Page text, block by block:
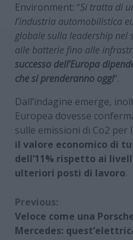
Environment: “Si tratta di
l’industria automobilistica
globale sulla leadership nel
alle batterie fino alle
successo dell’Europa
che si prenderanno oggi“.
Dall’indagine emerge,
Europea dovesse
sulle emissioni di Co2
il valore economico di
dell’11% rispetto ai
ulteriori posti di lavoro.
Continue
Reading
Previous:
Veloce come una
Mercedes: